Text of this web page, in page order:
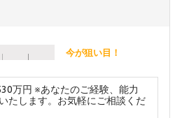
今が狙い目！
万円 ※あなたのご経験、能力
たします。お気軽にご相談くだ